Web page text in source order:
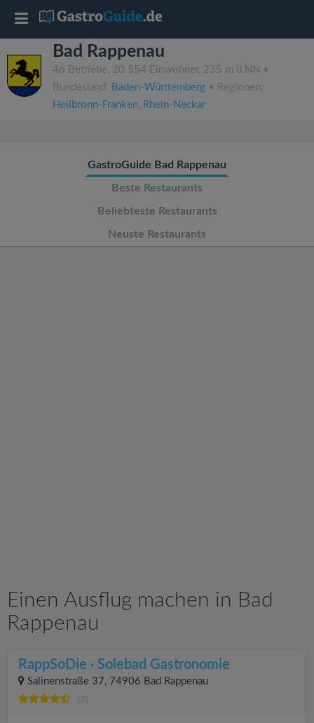
Bad Rappenau
46 Betriebe, 20.554 Einwohner, 235 m ü.NN •
Bundesland: Baden-Württemberg • Regionen:
Heilbronn-Franken, Rhein-Neckar
GastroGuide Bad Rappenau
Beste Restaurants
Beliebteste Restaurants
Neuste Restaurants
Einen Ausflug machen in Bad
Rappenau
RappSoDie · Solebad Gastronomie
Salinenstraße 37, 74906 Bad Rappenau
(3)
T
o
g